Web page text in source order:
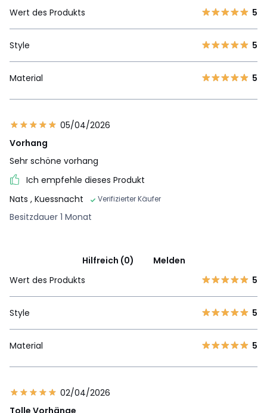
Wert des Produkts
5
Style 5
Material 5
05/04/2026
Vorhang
Sehr schöne vorhang
Ich empfehle dieses Produkt
Nats , Kuessnacht Verifizierter Käufer
Besitzdauer 1 Monat
Hilfreich (0)
Melden
Wert des Produkts
5
Style 5
Material 5
02/04/2026